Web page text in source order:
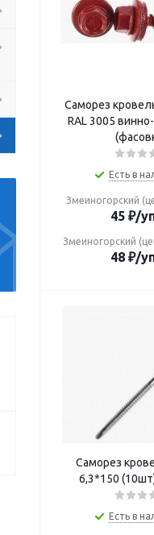
Саморез кровельный
RAL 3005
Есть в
Змеиногорский
45 ₽/
Змеиногорский
48 ₽/
Саморез
6,3*150
Есть в